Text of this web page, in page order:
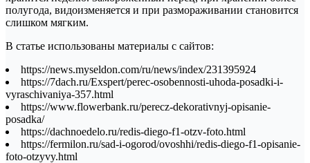
полугода, видоизменяется и при размораживании становится
слишком мягким.
В статье использованы материалы с сайтов:
https://news.myseldon.com/ru/news/index/231395924
https://7dach.ru/Exspert/perec-osobennosti-uhoda-posadki-i-
vyraschivaniya-357.html
https://www.flowerbank.ru/perecz-dekorativnyj-opisanie-
posadka/
https://dachnoedelo.ru/redis-diego-f1-otzv-foto.html
https://fermilon.ru/sad-i-ogorod/ovoshhi/redis-diego-f1-opisanie-
foto-otzyvy.html